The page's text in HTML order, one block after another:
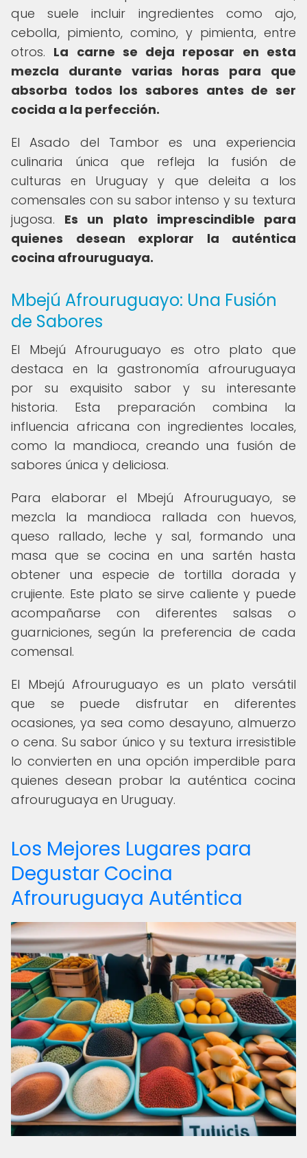
que suele incluir ingredientes como ajo,
cebolla, pimiento, comino, y pimienta, entre
otros. La carne se deja reposar en esta
mezcla durante varias horas para que
absorba todos los sabores antes de ser
cocida a la perfección.
El Asado del Tambor es una experiencia
culinaria única que refleja la fusión de
culturas en Uruguay y que deleita a los
comensales con su sabor intenso y su textura
jugosa. Es un plato imprescindible para
quienes desean explorar la auténtica
cocina afrouruguaya.
Mbejú Afrouruguayo: Una Fusión
de Sabores
El Mbejú Afrouruguayo es otro plato que
destaca en la gastronomía afrouruguaya
por su exquisito sabor y su interesante
historia. Esta preparación combina la
influencia africana con ingredientes locales,
como la mandioca, creando una fusión de
sabores única y deliciosa.
Para elaborar el Mbejú Afrouruguayo, se
mezcla la mandioca rallada con huevos,
queso rallado, leche y sal, formando una
masa que se cocina en una sartén hasta
obtener una especie de tortilla dorada y
crujiente. Este plato se sirve caliente y puede
acompañarse con diferentes salsas o
guarniciones, según la preferencia de cada
comensal.
El Mbejú Afrouruguayo es un plato versátil
que se puede disfrutar en diferentes
ocasiones, ya sea como desayuno, almuerzo
o cena. Su sabor único y su textura irresistible
lo convierten en una opción imperdible para
quienes desean probar la auténtica cocina
afrouruguaya en Uruguay.
Los Mejores Lugares para
Degustar Cocina
Afrouruguaya Auténtica